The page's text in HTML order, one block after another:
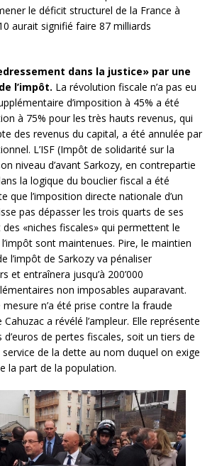
le déficit structurel de la France à
aurait signifié faire 87 milliards
dans la justice» par une
l’impôt. La révolution fiscale n’a pas eu
d’imposition à 45% a été
à 75% pour les très hauts revenus, qui
des revenus du capital, a été annulée par
L’ISF (Impôt de solidarité sur la
niveau d’avant Sarkozy, en contrepartie
la logique du bouclier fiscal a été
que l’imposition directe nationale d’un
pas dépasser les trois quarts de ses
«niches fiscales» qui permettent le
sont maintenues. Pire, le maintien
l’impôt de Sarkozy va pénaliser
et entraînera jusqu’à 200’000
non imposables auparavant.
n’a été prise contre la fraude
a révélé l’ampleur. Elle représente
d’euros de pertes fiscales, soit un tiers de
de la dette au nom duquel on exige
la part de la population.